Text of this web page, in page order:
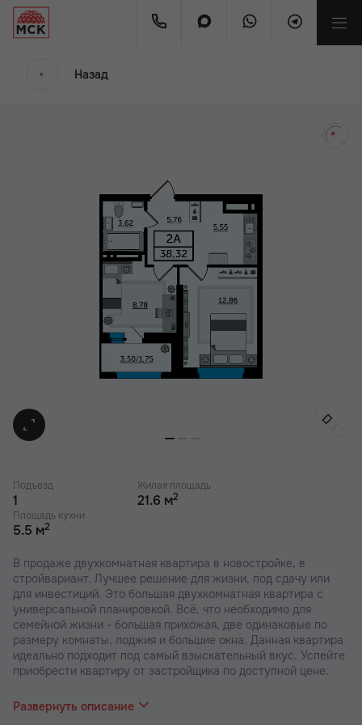
Назад
Подъезд
1
Жилая площадь
21.6 м2
Площадь кухни
5.5 м2
В продаже двухкомнатная квартира в новостройке, в
стройвариант. Лучшее решение для жизни, под сдачу или
для инвестиций. Это большая двухкомнатная квартира с
универсальной планировкой. Всё, что необходимо для
семейной жизни - большая прихожая, две одинаковые по
размеру комнаты, лоджия и большие окна. Данная квартира
идеально подходит под самый взыскательный вкус. Успейте
приобрести квартиру от застройщика по доступной цене.
отделе продаж вас проконсультируют по актуальным
предложениям.
Развернуть описание